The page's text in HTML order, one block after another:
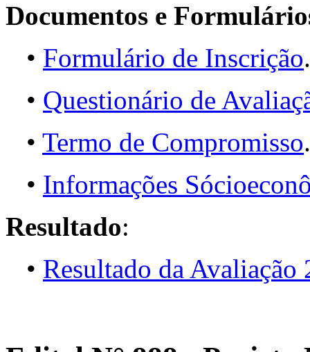
Documentos e
• Formulário de Inscrição.
• Questionário de
• Termo de Compromisso.
• Informações
Resultado:
• Resultado da Avaliação